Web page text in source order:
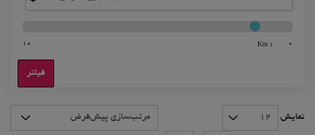
0
1 Km
10
فیلتر
نمایش